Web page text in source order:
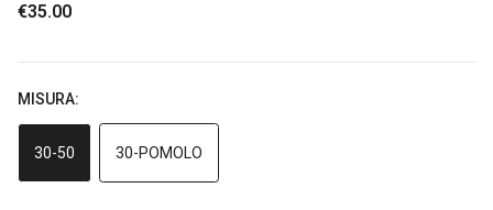
€35.00
MISURA:
30-50 30-POMOLO